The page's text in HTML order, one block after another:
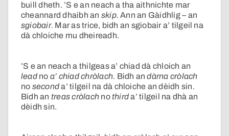
buill dheth. ’S e an neach a tha aithnichte mar
cheannard dhaibh an skip. Ann an Gàidhlig – an
sgiobair. Mar as trice, bidh an sgiobair a’ tilgeil na
dà chloiche mu dheireadh.
’S e an neach a thilgeas a’ chiad dà chloich an
leadno a’ chiad chròlach. Bidh andàrna cròlach
no seconda’ tilgeil na dà chloiche an dèidh sin.
Bidh an treas cròlach no thirda’ tilgeil na dhà an
dèidh sin.